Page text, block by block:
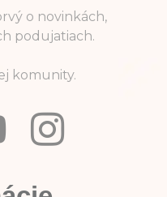
o novinkách,
podujatiach.
komunity.